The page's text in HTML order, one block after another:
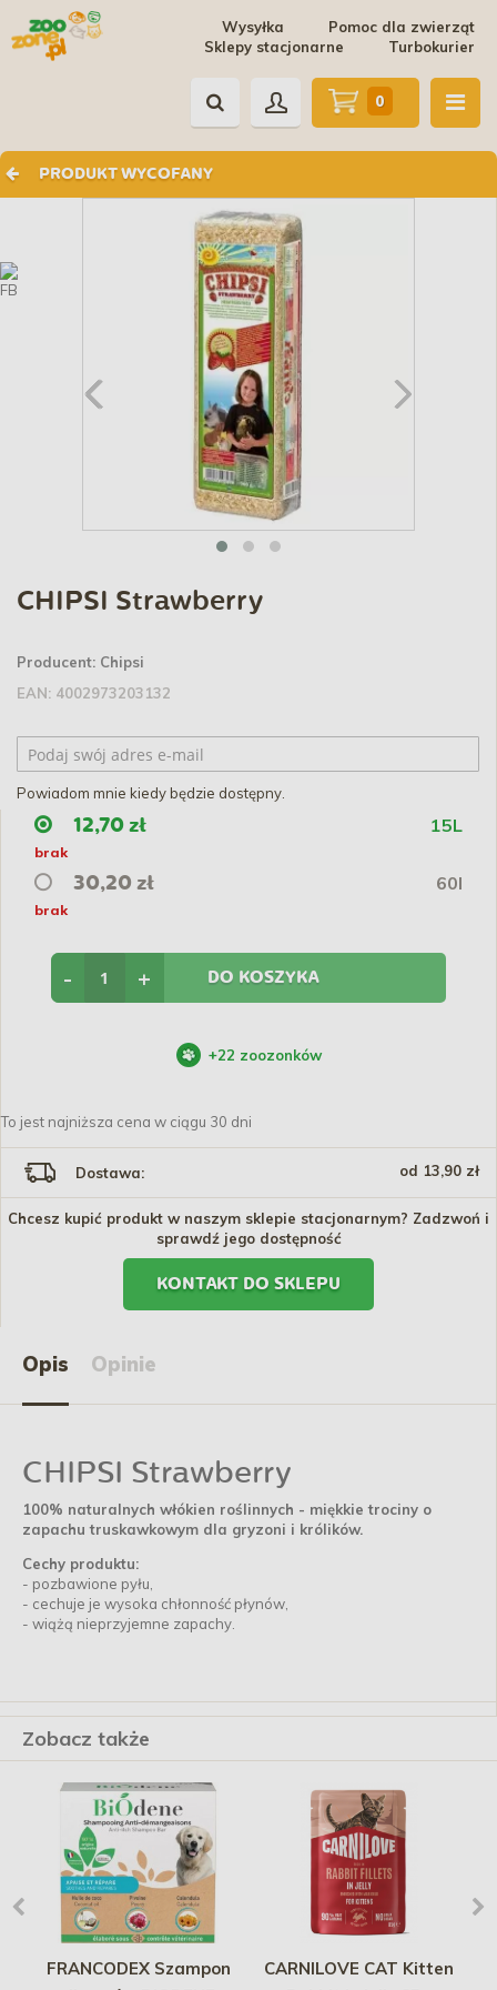
Pomoc dla zwierząt
Wysyłka
Turbokurier
Sklepy stacjonarne
PRODUKT WYCOFANY
0
CHIPSI Strawberry
Producent: Chipsi
EAN: 4002973203132
Powiadom mnie kiedy będzie dostępny.
12,70 zł 15L
brak
30,20 zł 60l
brak
+
- DO KOSZYKA
+22 zoozonków
To jest najniższa cena w ciągu 30 dni
Dostawa: od 13,90 zł
Chcesz kupić produkt w naszym sklepie stacjonarnym? Zadzwoń i
sprawdź jego dostępność
KONTAKT DO SKLEPU
Opis Opinie
CHIPSI Strawberry
100% naturalnych włókien roślinnych - miękkie trociny o
zapachu truskawkowym dla gryzoni i królików.
Cechy produktu:
- pozbawione pyłu,
- cechuje je wysoka chłonność płynów,
- wiążą nieprzyjemne zapachy.
Zobacz także
FRANCODEX Szampon
CARNILOVE CAT Kitten